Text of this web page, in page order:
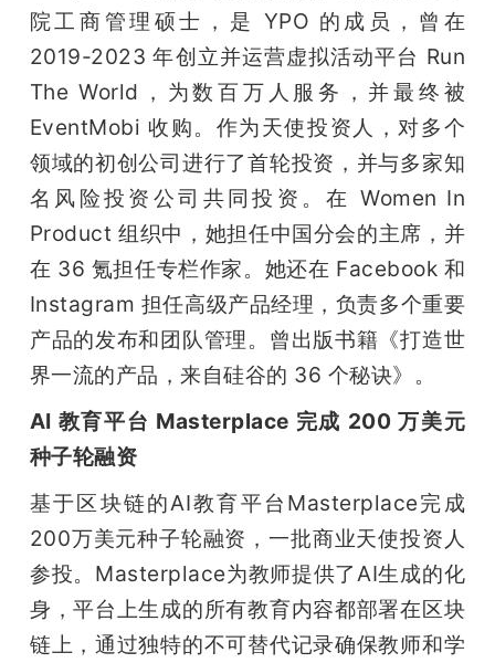
院工商管理硕士，是 YPO 的成员，曾在
2019-2023 年创立并运营虚拟活动平台 Run
The World，为数百万人服务，并最终被
EventMobi 收购。作为天使投资人，对多个
领域的初创公司进行了首轮投资，并与多家知
名风险投资公司共同投资。在 Women In
Product 组织中，她担任中国分会的主席，并
在 36 氪担任专栏作家。她还在 Facebook 和
Instagram 担任高级产品经理，负责多个重要
产品的发布和团队管理。曾出版书籍《打造世
界一流的产品，来自硅谷的 36 个秘诀》。
AI 教育平台 Masterplace 完成 200 万美元
种子轮融资
基于区块链的AI教育平台Masterplace完成
200万美元种子轮融资，一批商业天使投资人
参投。Masterplace为教师提供了AI生成的化
身，平台上生成的所有教育内容都部署在区块
链上，通过独特的不可替代记录确保教师和学